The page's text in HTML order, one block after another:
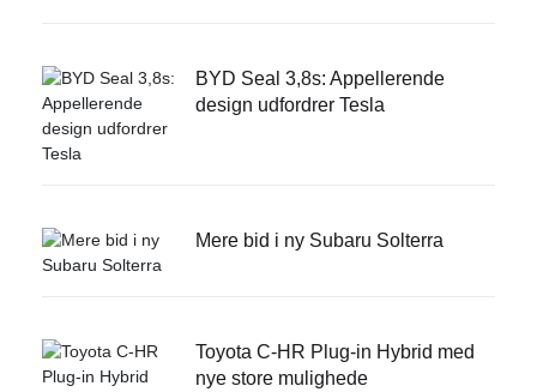
BYD Seal 3,8s: Appellerende
design udfordrer Tesla
Mere bid i ny Subaru Solterra
Toyota C-HR Plug-in Hybrid med
nye store mulighede